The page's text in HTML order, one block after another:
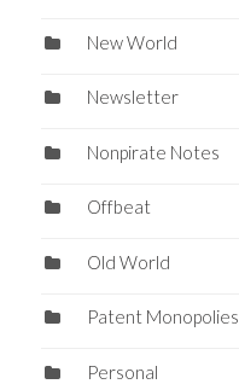
New World
Newsletter
Nonpirate Notes
Offbeat
Old World
Patent Monopolies
Personal